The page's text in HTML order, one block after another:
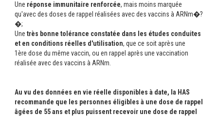
Une réponse immunitaire renforcée, mais moins marquée
qu'avec des doses de rappel réalisées avec des vaccins à ARNm�?
�;
Une très bonne tolérance constatée dans les études conduites
et en conditions réelles d'utilisation, que ce soit après une
1ère dose du même vaccin, ou en rappel après une vaccination
réalisée avec des vaccins à ARNm.
Au vu des données en vie réelle disponibles à date, la HAS
recommande que les personnes éligibles à une dose de rappel
âgées de 55 ans et plus puissent recevoir une dose de rappel